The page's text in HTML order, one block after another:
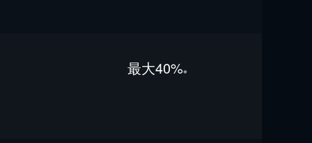
最⼤40%※